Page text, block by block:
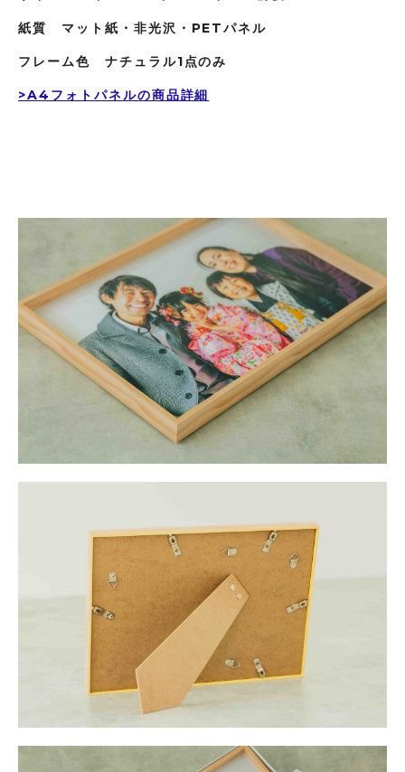
紙質 マット紙・非光沢・PETパネル
フレーム色 ナチュラル1点のみ
>A4フォトパネルの商品詳細